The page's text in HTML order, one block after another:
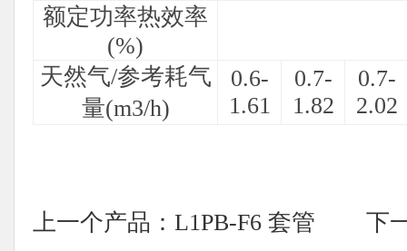
额定功率热效率
(%)
天然气/参考耗气
量(m3/h)
0.6-
1.61
0.7-
1.82
0.7-
2.02
上一个产品：L1PB-F6 套管 下